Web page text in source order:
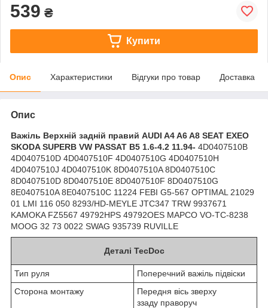
539 ₴
Купити
Опис Характеристики Відгуки про товар Доставка
Опис
Важіль Верхній задній правий AUDI A4 A6 A8 SEAT EXEO
SKODA SUPERB VW PASSAT B5 1.6-4.2 11.94- 4D0407510B
4D0407510D 4D0407510F 4D0407510G 4D0407510H
4D0407510J 4D0407510K 8D0407510A 8D0407510C
8D0407510D 8D0407510E 8D0407510F 8D0407510G
8E0407510A 8E0407510C 11224 FEBI G5-567 OPTIMAL 21029
01 LMI 116 050 8293/HD-MEYLE JTC347 TRW 9937671
KAMOKA FZ5567 49792HPS 49792OES MAPCO VO-TC-8238
MOOG 32 73 0022 SWAG 935739 RUVILLE
Деталі TecDoc
Тип руля
Поперечний важіль підвіски
Сторона монтажу
Передня вісь зверху
ззаду праворуч